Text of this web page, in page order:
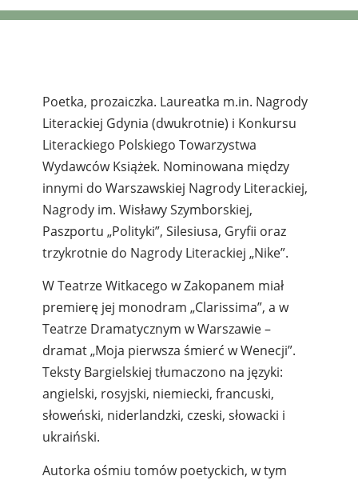
Poetka, prozaiczka. Laureatka m.in. Nagrody
Literackiej Gdynia (dwukrotnie) i Konkursu
Literackiego Polskiego Towarzystwa
Wydawców Książek. Nominowana między
innymi do Warszawskiej Nagrody Literackiej,
Nagrody im. Wisławy Szymborskiej,
Paszportu „Polityki”, Silesiusa, Gryfii oraz
trzykrotnie do Nagrody Literackiej „Nike”.
W Teatrze Witkacego w Zakopanem miał
premierę jej monodram „Clarissima”, a w
Teatrze Dramatycznym w Warszawie –
dramat „Moja pierwsza śmierć w Wenecji”.
Teksty Bargielskiej tłumaczono na języki:
angielski, rosyjski, niemiecki, francuski,
słoweński, niderlandzki, czeski, słowacki i
ukraiński.
Autorka ośmiu tomów poetyckich, w tym